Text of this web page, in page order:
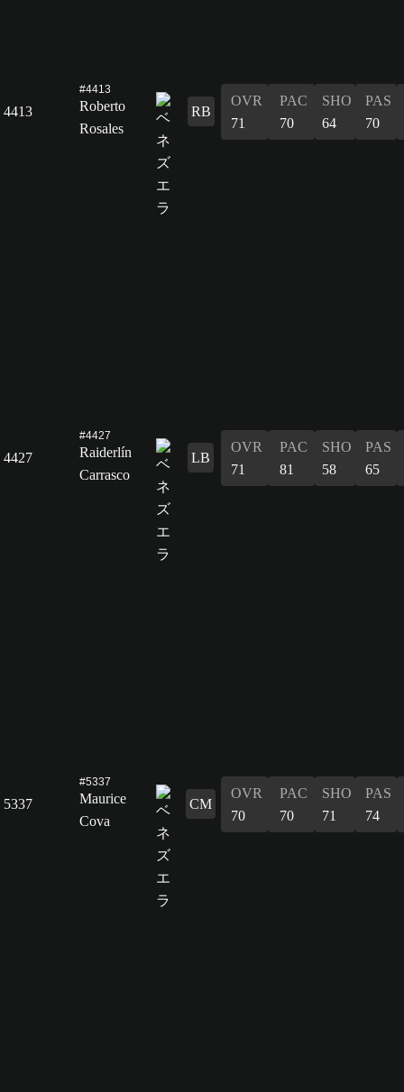
4413
#4413
Roberto
Rosales
RB
OVR
71
PAC
70
SHO
64
PAS
70
4427
#4427
Raiderlín
Carrasco
LB
OVR
71
PAC
81
SHO
58
PAS
65
5337
#5337
Maurice
Cova
CM
OVR
70
PAC
70
SHO
71
PAS
74